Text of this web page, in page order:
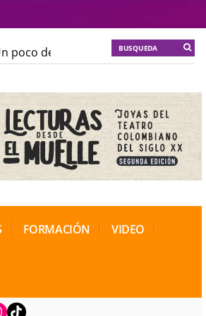
poco de locura para la cordura
de Teatro Rosa
FORMACIÓN VIDEO
TikTok